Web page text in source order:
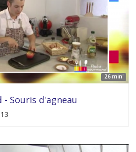
26 min'
- Souris d'agneau